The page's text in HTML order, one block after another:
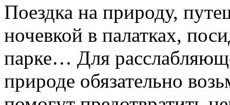
Поездка на природу,
ночевкой в палатках,
парке… Для
природе обязательно